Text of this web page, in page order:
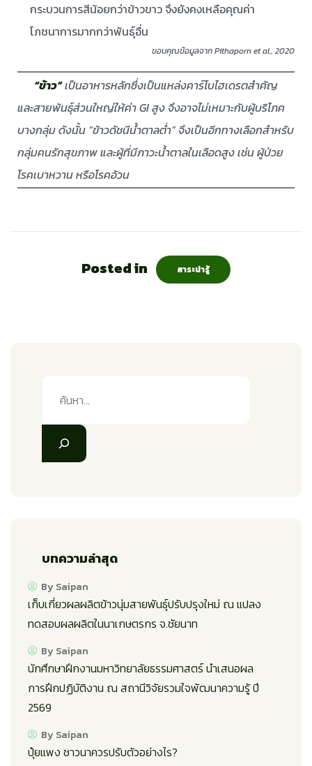
กระบวนการสีน้อยกว่าข้าวขาว จึงยังคงเหลือคุณค่า
โภชนาการมากกว่าพันธุ์อื่น
ขอบคุณข้อมูลจาก Pithaporn et al., 2020
“ข้าว”เป็นอาหารหลักซึ่งเป็นแหล่งคาร์โบไฮเดรตสำคัญ
และสายพันธุ์ส่วนใหญ่ให้ค่า GI สูง จึงอาจไม่เหมาะกับผู้บริโภค
บางกลุ่ม ดังนั้น “ข้าวดัชนีน้ำตาลต่ำ” จึงเป็นอีกทางเลือกสำหรับ
กลุ่มคนรักสุขภาพ และผู้ที่มีภาวะน้ำตาลในเลือดสูง เช่น ผู้ป่วย
โรคเบาหวาน หรือโรคอ้วน
Posted in สาระน่ารู้
บทความล่าสุด
เก็บเกี่ยวผลผลิตข้าวนุ่มสายพันธุ์ปรับปรุงใหม่ ณ แปลง
ทดสอบผลผลิตในนาเกษตรกร จ.ชัยนาท
By Saipan
นักศึกษาฝึกงานมหาวิทยาลัยธรรมศาสตร์ นำเสนอผล
การฝึกปฏิบัติงาน ณ สถานีวิจัยรวมใจพัฒนาความรู้ ปี
2569
By Saipan
ปุ๋ยแพง ชาวนาควรปรับตัวอย่างไร?
By Saipan